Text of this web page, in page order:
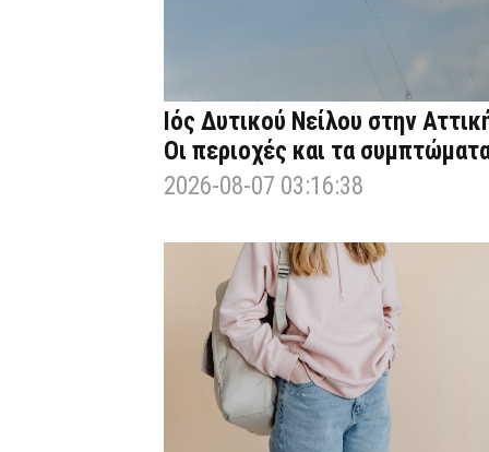
Ιός Δυτικού Νείλου στην
Οι περιοχές και τα
2026-08-07 03:16:38